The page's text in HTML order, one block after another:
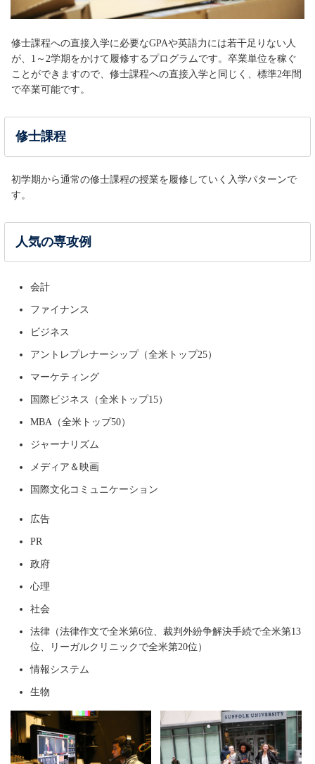
修士課程への直接入学に必要なGPAや英語力には若干足りない人
が、1～2学期をかけて履修するプログラムです。卒業単位を稼ぐ
ことができますので、修士課程への直接入学と同じく、標準2年間
で卒業可能です。
修士課程
初学期から通常の修士課程の授業を履修していく入学パターンで
す。
人気の専攻例
会計
ファイナンス
ビジネス
アントレプレナーシップ（全米トップ25）
マーケティング
国際ビジネス（全米トップ15）
MBA（全米トップ50）
ジャーナリズム
メディア＆映画
国際文化コミュニケーション
広告
PR
政府
心理
社会
法律（法律作文で全米第6位、裁判外紛争解決手続で全米第13
位、リーガルクリニックで全米第20位）
情報システム
生物